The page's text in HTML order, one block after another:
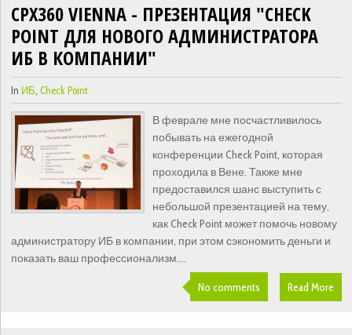
CPX360 VIENNA - ПРЕЗЕНТАЦИЯ "CHECK
POINT ДЛЯ НОВОГО АДМИНИСТРАТОРА
ИБ В КОМПАНИИ"
In ИБ,Check Point
В феврале мне посчастливилось
побывать на ежегодной
конференции Check Point, которая
проходила в Вене. Также мне
предоставился шанс выступить с
небольшой презентацией на тему,
как Check Point может помочь новому
администратору ИБ в компании, при этом сэкономить деньги и
показать ваш профессионализм....
No comments Read More